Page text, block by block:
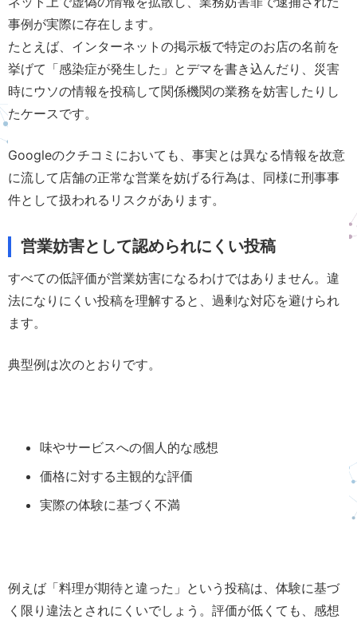
事例が実際に存在します。
たとえば、インターネットの掲示板で特定のお店の名前を
挙げて「感染症が発生した」とデマを書き込んだり、災害
時にウソの情報を投稿して関係機関の業務を妨害したりし
たケースです。
Googleのクチコミにおいても、事実とは異なる情報を故意
に流して店舗の正常な営業を妨げる行為は、同様に刑事事
件として扱われるリスクがあります。
営業妨害として認められにくい投稿
すべての低評価が営業妨害になるわけではありません。違
法になりにくい投稿を理解すると、過剰な対応を避けられ
ます。
典型例は次のとおりです。
味やサービスへの個人的な感想
価格に対する主観的な評価
実際の体験に基づく不満
例えば「料理が期待と違った」という投稿は、体験に基づ
く限り違法とされにくいでしょう。評価が低くても、感想